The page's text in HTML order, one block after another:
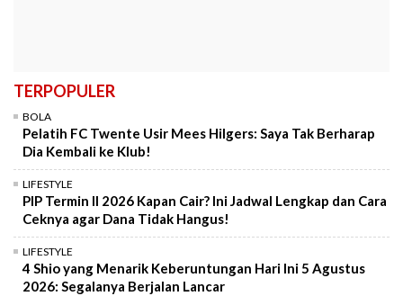
TERPOPULER
BOLA
Pelatih FC Twente Usir Mees Hilgers: Saya Tak Berharap
Dia Kembali ke Klub!
LIFESTYLE
PIP Termin II 2026 Kapan Cair? Ini Jadwal Lengkap dan Cara
Ceknya agar Dana Tidak Hangus!
LIFESTYLE
4 Shio yang Menarik Keberuntungan Hari Ini 5 Agustus
2026: Segalanya Berjalan Lancar